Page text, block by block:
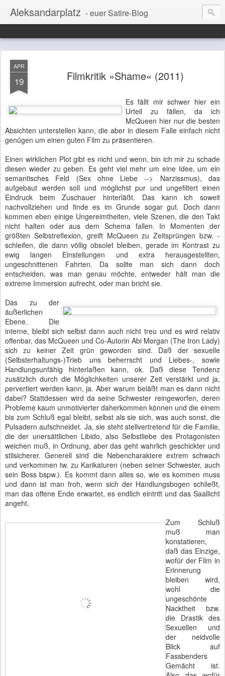
Aleksandarplatz - euer Satire-Blog
APR
19 Filmkritik »Shame« (2011)
Es fällt mir schwer hier ein
Urteil zu fällen, da ich
McQueen hier nur die besten
Absichten unterstellen kann, die aber in diesem Falle einfach nicht
genügen um einen guten Film zu präsentieren.
Einen wirklichen Plot gibt es nicht und wenn, bin ich mir zu schade
diesen wieder zu geben. Es geht viel mehr um eine Idee, um ein
semantisches Feld (Sex ohne Liebe --> Narzissmus), das
aufgebaut werden soll und möglichst pur und ungefiltert einen
Eindruck beim Zuschauer hinterläßt. Das kann ich soweit
nachvollziehen und finde es im Grunde sogar gut. Doch dann
kommen eben einige Ungereimtheiten, viele Szenen, die den Takt
nicht halten oder aus dem Schema fallen. In Momenten der
größten Selbstreflexion, greift McQueen zu Zeitsprüngen bzw. -
schleifen, die dann völlig obsolet bleiben, gerade im Kontrast zu
ewig langen Einstellungen und extra herausgestellten,
ungeschnittenen Fahrten. Da sollte man sich dann doch
entscheiden, was man genau möchte, entweder hält man die
extreme Immersion aufrecht, oder man bricht sie.
Das zu der
äußerlichen
Ebene. Die
interne, bleibt sich selbst dann auch nicht treu und es wird relativ
offenbar, das McQueen und Co-Autorin Abi Morgan (The Iron Lady)
sich zu keiner Zeit grün geworden sind. Daß der sexuelle
(Selbsterhaltungs-)Trieb uns beherrscht und Liebes-, sowie
Handlungsunfähig hinterlaßen kann, ok. Daß diese Tendenz
zusätzlich durch die Möglichkeiten unserer Zeit verstärkt und ja,
pervertiert werden kann, ja. Aber warum beläßt man es dann nicht
dabei? Stattdessen wird da seine Schwester reingeworfen, deren
Probleme kaum unmotivierter daherkommen können und die einem
bis zum Schluß egal bleibt, selbst als sie sich, was auch sonst, die
Pulsadern aufschneidet. Ja, sie steht stellvertretend für die Familie,
die der unersättlichen Libido, also Selbstliebe des Protagonisten
weichen muß, in Ordnung, aber das geht wahrlich geschickter und
stilsicherer. Generell sind die Nebencharaktere extrem schwach
und verkommen tw. zu Karikaturen (neben seiner Schwester, auch
sein Boss bspw.). Es kommt dann alles so, wie es kommen muss
und dann ist man froh, wenn sich der Handlungsbogen schließt,
man das offene Ende erwartet, es endlich eintritt und das Saallicht
angeht.
Zum Schluß
muß man
konstatieren,
daß das Einzige,
wofür der Film in
Erinnerung
bleiben wird,
wohl die
ungeschönte
Nacktheit bzw.
die Drastik des
Sexuellen und
der neidvolle
Blick auf
Fassbenders
Gemächt ist.